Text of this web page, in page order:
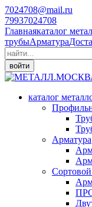
7024708@mail.ru
79937024708
Главнаякаталог
трубыАрматура
войти
каталог
Арматура